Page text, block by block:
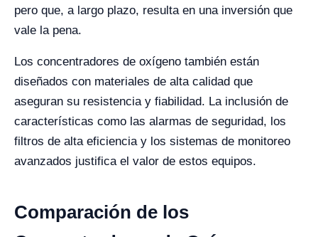
pero que, a largo plazo, resulta en una inversión que
vale la pena.
Los concentradores de oxígeno también están
diseñados con materiales de alta calidad que
aseguran su resistencia y fiabilidad. La inclusión de
características como las alarmas de seguridad, los
filtros de alta eficiencia y los sistemas de monitoreo
avanzados justifica el valor de estos equipos.
Comparación de los